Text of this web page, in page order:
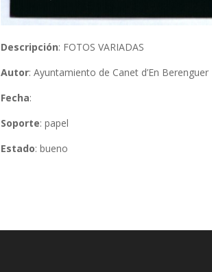
Descripción: FOTOS VARIADAS
Autor: Ayuntamiento de Canet d’En Berenguer
Fecha:
Soporte: papel
Estado: bueno